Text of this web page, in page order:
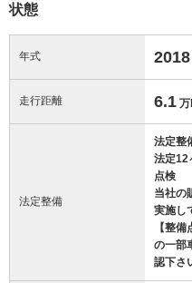
状態
年式 2018
走行距離 6.1
法定整備
法定整
法定12
点検
当社の
実施し
【整
の一部
認下さ